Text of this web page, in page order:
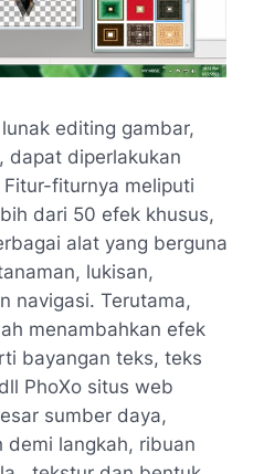
editing gambar,
, dapat diperlakukan
Fitur-fiturnya meliputi
dari 50 efek khusus,
alat yang berguna
, lukisan,
navigasi. Terutama,
menambahkan efek
bayangan teks, teks
dll PhoXo situs web
sumber daya,
demi langkah, ribuan